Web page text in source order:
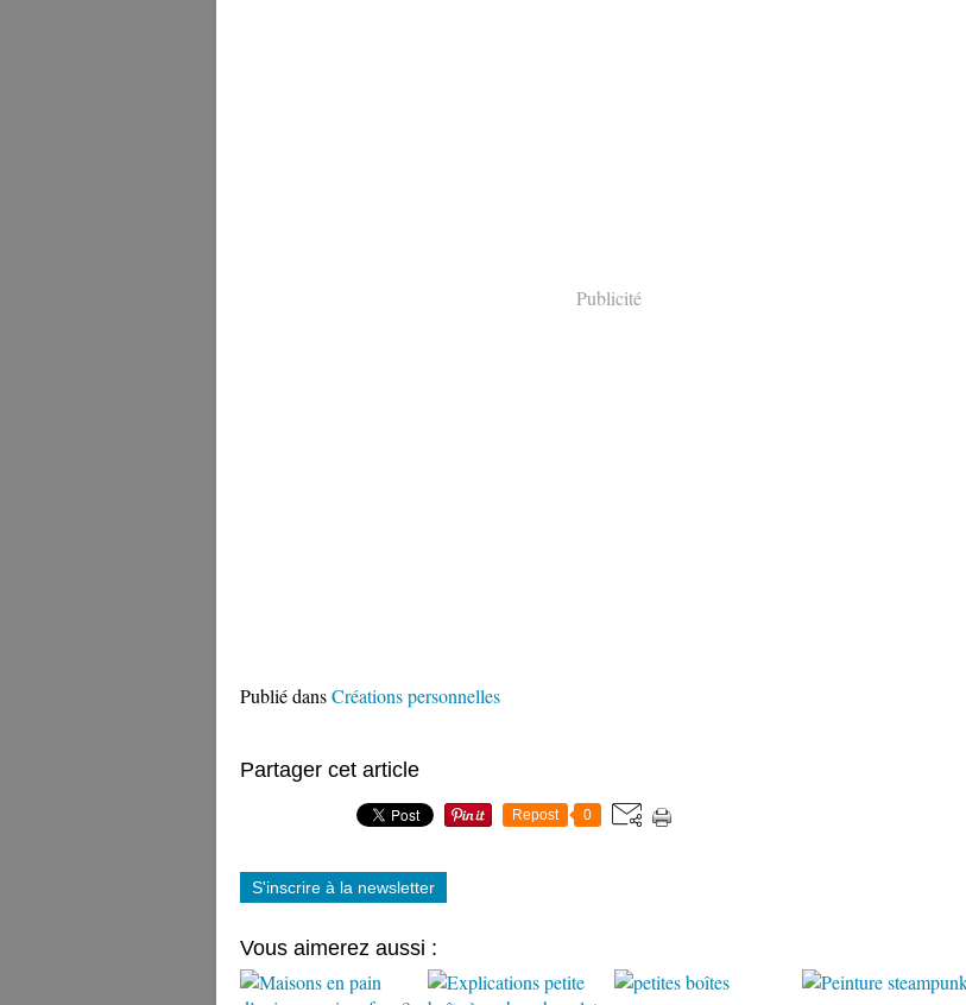
Publicité
Publié dansCréations personnelles
Partager cet article
Repost 0
S'inscrire à la newsletter
Vous aimerez aussi :